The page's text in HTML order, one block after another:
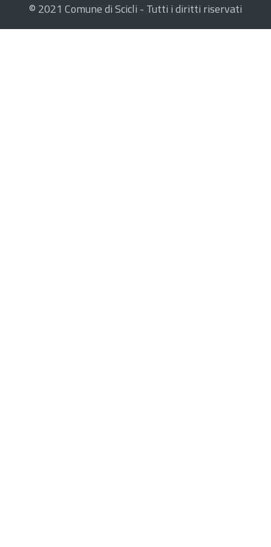
© 2021 Comune di Scicli - Tutti i diritti riservati